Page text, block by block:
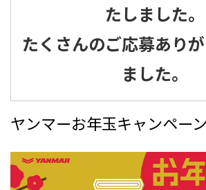
たしました。
たくさんのご応募あり
ました。
ヤンマーお年玉キャンペー